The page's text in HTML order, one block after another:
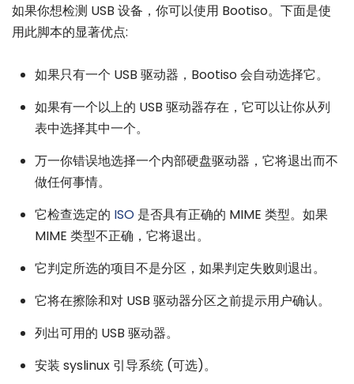
如果你想检测 USB 设备，你可以使用 Bootiso。下面是使
用此脚本的显著优点:
如果只有一个 USB 驱动器，Bootiso 会自动选择它。
如果有一个以上的 USB 驱动器存在，它可以让你从列
表中选择其中一个。
万一你错误地选择一个内部硬盘驱动器，它将退出而不
做任何事情。
它检查选定的 ISO是否具有正确的 MIME 类型。如果
MIME 类型不正确，它将退出。
它判定所选的项目不是分区，如果判定失败则退出。
它将在擦除和对 USB 驱动器分区之前提示用户确认。
列出可用的 USB 驱动器。
安装 syslinux 引导系统 (可选)。